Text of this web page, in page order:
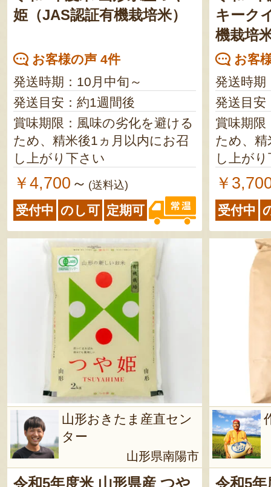
姫（JAS認証有機栽培米）
お客様の声 4件
発送時期：10月中旬～
発送目安：約1週間後
賞味期限：風味の劣化を避ける
ため、精米後1ヵ月以内にお召
し上がり下さい
￥4,700 ～ (送料込)
受付中 のし可 定期可
キーク
機栽培
お客
発送時期
発送目安
賞味期限
ため、
し上が
￥
受付中
山形おきたま産直セン
ター
山形県南陽市
令和5年度米 山形県産 つや
令和5年